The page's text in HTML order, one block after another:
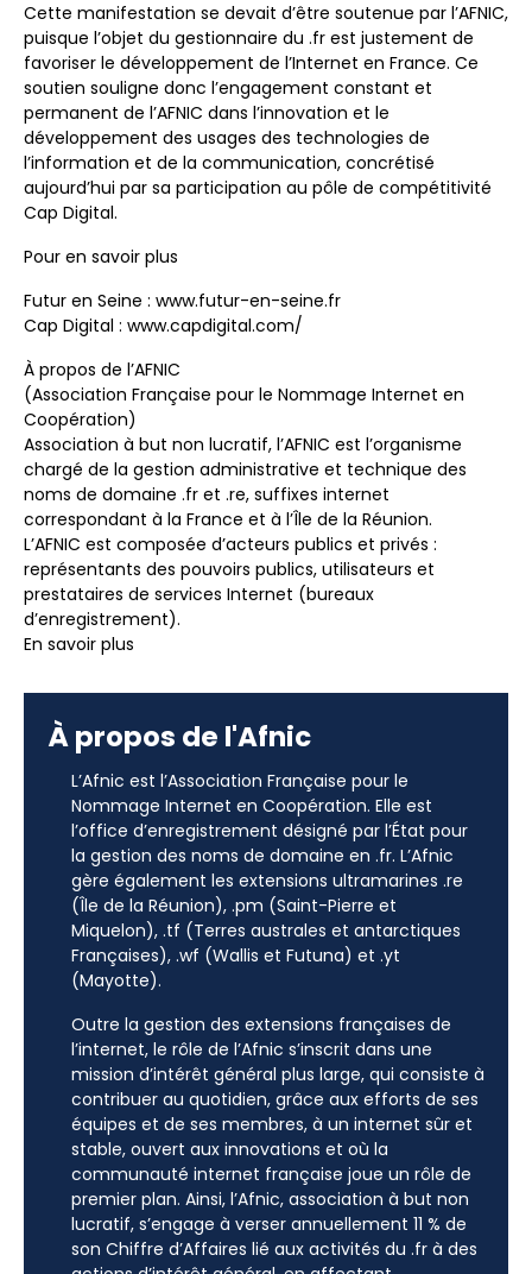
Cette manifestation se devait d’être soutenue par l’AFNIC,
puisque l’objet du gestionnaire du .fr est justement de
favoriser le développement de l’Internet en France. Ce
soutien souligne donc l’engagement constant et
permanent de l’AFNIC dans l’innovation et le
développement des usages des technologies de
l’information et de la communication, concrétisé
aujourd’hui par sa participation au pôle de compétitivité
Cap Digital.
Pour en savoir plus
Futur en Seine : www.futur-en-seine.fr
Cap Digital : www.capdigital.com/
À propos de l’AFNIC
(Association Française pour le Nommage Internet en
Coopération)
Association à but non lucratif, l’AFNIC est l’organisme
chargé de la gestion administrative et technique des
noms de domaine .fr et .re, suffixes internet
correspondant à la France et à l’Île de la Réunion.
L’AFNIC est composée d’acteurs publics et privés :
représentants des pouvoirs publics, utilisateurs et
prestataires de services Internet (bureaux
d’enregistrement).
En savoir plus
À propos de l'Afnic
L’Afnic est l’Association Française pour le
Nommage Internet en Coopération. Elle est
l’office d’enregistrement désigné par l’État pour
la gestion des noms de domaine en .fr. L’Afnic
gère également les extensions ultramarines .re
(Île de la Réunion), .pm (Saint-Pierre et
Miquelon), .tf (Terres australes et antarctiques
Françaises), .wf (Wallis et Futuna) et .yt
(Mayotte).
Outre la gestion des extensions françaises de
l’internet, le rôle de l’Afnic s’inscrit dans une
mission d’intérêt général plus large, qui consiste à
contribuer au quotidien, grâce aux efforts de ses
équipes et de ses membres, à un internet sûr et
stable, ouvert aux innovations et où la
communauté internet française joue un rôle de
premier plan. Ainsi, l’Afnic, association à but non
lucratif, s’engage à verser annuellement 11 % de
son Chiffre d’Affaires lié aux activités du .fr à des